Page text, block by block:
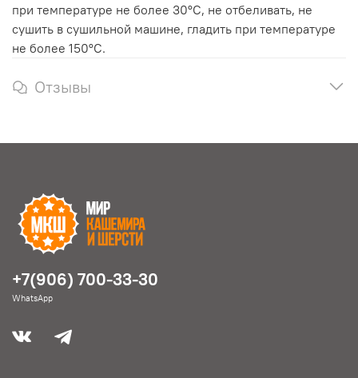
при температуре не более 30°С, не отбеливать, не
сушить в сушильной машине, гладить при температуре
не более 150°С.
Отзывы
+7(906) 700-33-30
WhatsApp